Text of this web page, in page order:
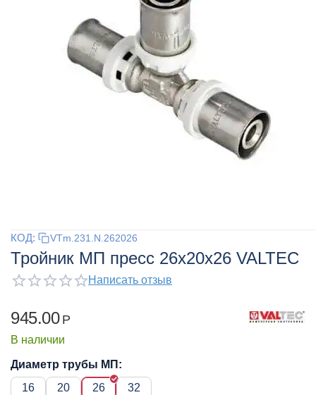
КОД: VTm.231.N.262026
Тройник МП пресс 26x20x26 VALTEC
Написать отзыв
945.00 Р
В наличии
Диаметр трубы МП:
16
20 26 32